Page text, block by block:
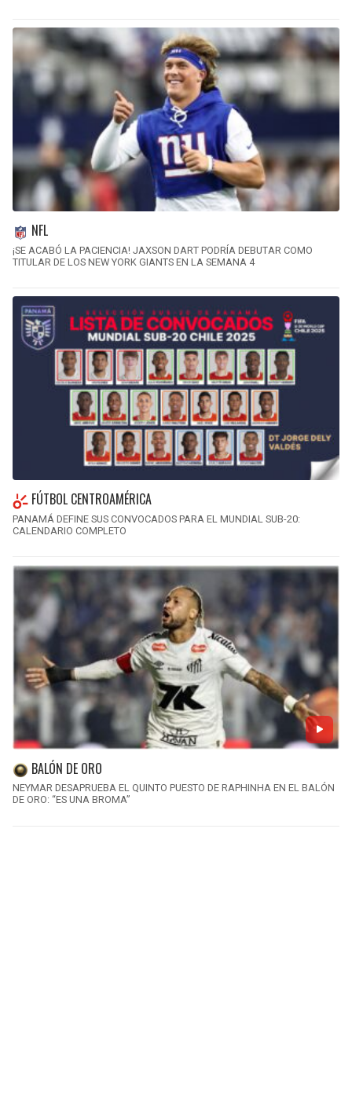
NFL
¡SE ACABÓ LA PACIENCIA! JAXSON DART PODRÍA DEBUTAR COMO
TITULAR DE LOS NEW YORK GIANTS EN LA SEMANA 4
FÚTBOL CENTROAMÉRICA
PANAMÁ DEFINE SUS CONVOCADOS PARA EL MUNDIAL SUB-20:
CALENDARIO COMPLETO
BALÓN DE ORO
NEYMAR DESAPRUEBA EL QUINTO PUESTO DE RAPHINHA EN EL BALÓN
DE ORO: “ES UNA BROMA”